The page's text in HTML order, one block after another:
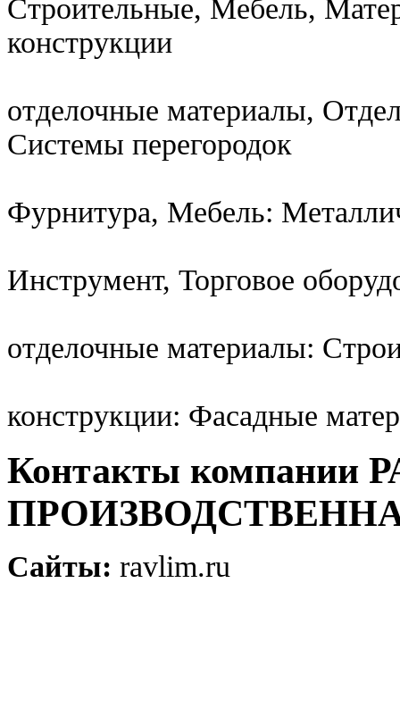
Строительные, Мебель,
конструкции
отделочные материалы,
Системы перегородок
Фурнитура, Мебель:
Инструмент, Торговое
отделочные материалы:
конструкции: Фасадные
Контакты
Сайты: ravlim.ru